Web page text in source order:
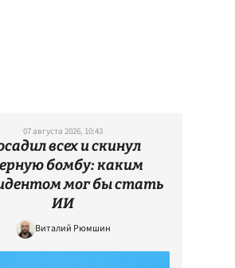
07 августа 2026, 10:43
всех и скинул
бомбу: каким
мог бы стать
ИИ
Виталий Рюмшин